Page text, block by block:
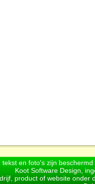
tekst en foto's zijn
Koot Software Design,
product of website onder